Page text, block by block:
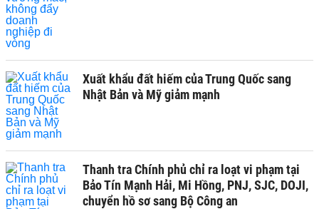
Xuất khẩu đất hiếm của Trung Quốc sang
Nhật Bản và Mỹ giảm mạnh
Thanh tra Chính phủ chỉ ra loạt vi phạm tại
Bảo Tín Mạnh Hải, Mi Hồng, PNJ, SJC, DOJI,
chuyển hồ sơ sang Bộ Công an